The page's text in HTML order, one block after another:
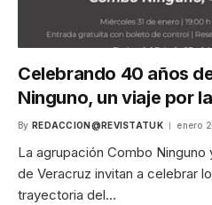
Celebrando 40 años
Ninguno, un viaje por
By REDACCION@REVISTATUK enero
La agrupación Combo Ninguno
de Veracruz invitan a celebrar
trayectoria del…